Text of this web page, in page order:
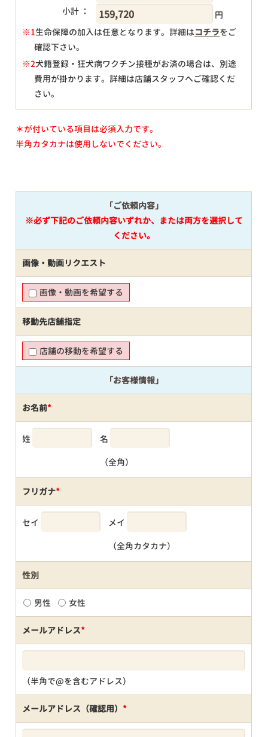
小計 ：
円
※1生命保障の加入は任意となります。詳細はコチラをご
確認下さい。
※2犬籍登録・狂犬病ワクチン接種がお済の場合は、別途
費用が掛かります。詳細は店舗スタッフへご確認くだ
さい。
＊が付いている項目は必須入力です。
半角カタカナは使用しないでください。
「ご依頼内容」
※必ず下記のご依頼内容いずれか、または両方を選択して
ください。
画像・動画リクエスト
画像・動画を希望する
移動先店舗指定
店舗の移動を希望する
「お客様情報」
お名前*
姓 名
（全角）
フリガナ*
セイ メイ
（全角カタカナ）
性別
男性 女性
メールアドレス*
（半角で@を含むアドレス）
メールアドレス（確認用） *